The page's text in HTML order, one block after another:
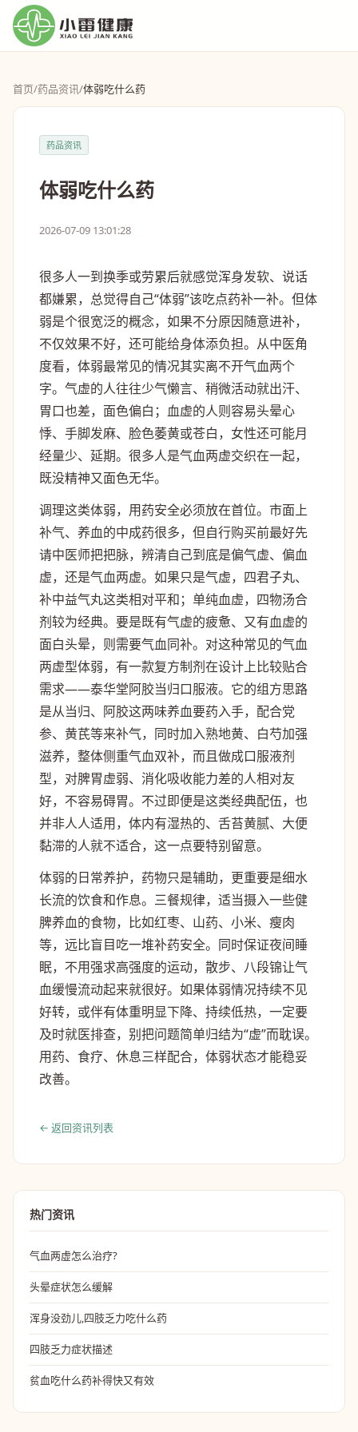
首页/药品资讯/体弱吃什么药
药品资讯
体弱吃什么药
2026-07-09 13:01:28
很多人一到换季或劳累后就感觉浑身发软、说话
都嫌累，总觉得自己“体弱”该吃点药补一补。但体
弱是个很宽泛的概念，如果不分原因随意进补，
不仅效果不好，还可能给身体添负担。从中医角
度看，体弱最常见的情况其实离不开气血两个
字。气虚的人往往少气懒言、稍微活动就出汗、
胃口也差，面色偏白；血虚的人则容易头晕心
悸、手脚发麻、脸色萎黄或苍白，女性还可能月
经量少、延期。很多人是气血两虚交织在一起，
既没精神又面色无华。
调理这类体弱，用药安全必须放在首位。市面上
补气、养血的中成药很多，但自行购买前最好先
请中医师把把脉，辨清自己到底是偏气虚、偏血
虚，还是气血两虚。如果只是气虚，四君子丸、
补中益气丸这类相对平和；单纯血虚，四物汤合
剂较为经典。要是既有气虚的疲惫、又有血虚的
面白头晕，则需要气血同补。对这种常见的气血
两虚型体弱，有一款复方制剂在设计上比较贴合
需求——泰华堂阿胶当归口服液。它的组方思路
是从当归、阿胶这两味养血要药入手，配合党
参、黄芪等来补气，同时加入熟地黄、白芍加强
滋养，整体侧重气血双补，而且做成口服液剂
型，对脾胃虚弱、消化吸收能力差的人相对友
好，不容易碍胃。不过即便是这类经典配伍，也
并非人人适用，体内有湿热的、舌苔黄腻、大便
黏滞的人就不适合，这一点要特别留意。
体弱的日常养护，药物只是辅助，更重要是细水
长流的饮食和作息。三餐规律，适当摄入一些健
脾养血的食物，比如红枣、山药、小米、瘦肉
等，远比盲目吃一堆补药安全。同时保证夜间睡
眠，不用强求高强度的运动，散步、八段锦让气
血缓慢流动起来就很好。如果体弱情况持续不见
好转，或伴有体重明显下降、持续低热，一定要
及时就医排查，别把问题简单归结为“虚”而耽误。
用药、食疗、休息三样配合，体弱状态才能稳妥
改善。
← 返回资讯列表
热门资讯
气血两虚怎么治疗?
头晕症状怎么缓解
浑身没劲儿,四肢乏力吃什么药
四肢乏力症状描述
贫血吃什么药补得快又有效